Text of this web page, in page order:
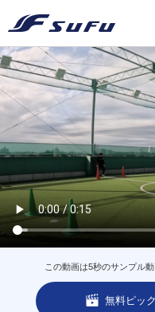
この動画は5秒のサンプル
無料ピッ